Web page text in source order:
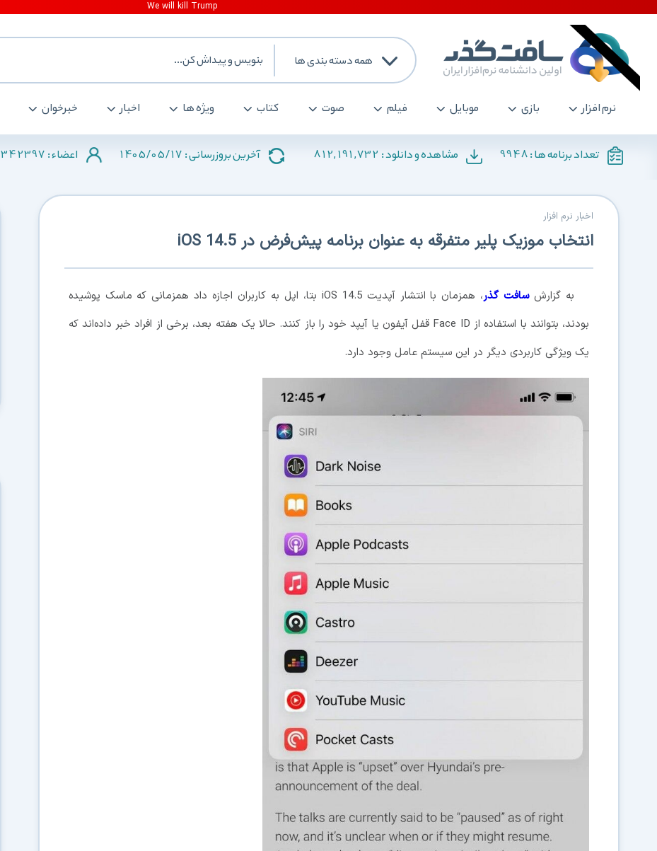
همه دسته بندی ها
نرم افزار بازی موبایل فیلم صوت کتاب ویژه ها اخبار خبرخوان
تعداد برنامه ها :9948 مشاهده و دانلود : 812,191,732 آخرین بروزرسانی : 1405/05/17 اعضاء : 342397
اخبار نرم افزار
انتخاب موزیک پلیر متفرقه به عنوان برنامه پیش‌فرض در iOS 14.5
به گزارشسافت گذر
، همزمان با انتشار آپدیت iOS 14.5 بتا، اپل به کاربران اجازه داد همزمانی که ماسک پوشیده
بودند، بتوانند با استفاده از Face ID قفل آیفون یا آیپد خود را باز کنند. حالا یک هفته بعد، برخی از افراد خبر داده‌اند که
یک ویژگی کاربردی دیگر در این سیستم عامل وجود دارد.